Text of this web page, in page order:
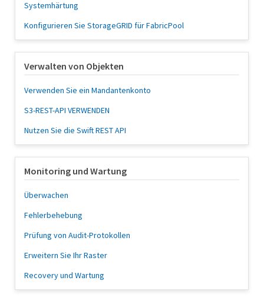
Systemhärtung
Konfigurieren Sie StorageGRID für FabricPool
Verwalten von Objekten
Verwenden Sie ein Mandantenkonto
S3-REST-API VERWENDEN
Nutzen Sie die Swift REST API
Monitoring und Wartung
Überwachen
Fehlerbehebung
Prüfung von Audit-Protokollen
Erweitern Sie Ihr Raster
Recovery und Wartung